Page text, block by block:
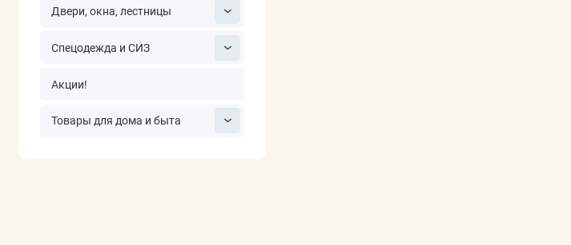
Двери, окна, лестницы
Спецодежда и СИЗ
Акции!
Товары для дома и быта